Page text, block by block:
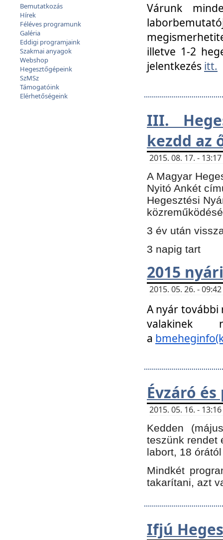
Bemutatkozás
Hírek
Féléves programunk
Galéria
Eddigi programjaink
Szakmai anyagok
Webshop
Hegesztőgépeink
SzMSz
Támogatóink
Elérhetőségeink
Várunk
illetve 1-2
jelentkezés itt.
III.
kezdd az
2015. 08. 17. -
A Magyar
Nyitó Ankét
Hegesztési
3 év után
3 napig tart
2015
2015. 05. 26. -
A nyár további
a
Évzáró
2015. 05. 16. -
Kedden
teszünk rendet
labort, 18
Mindkét
takarítani, azt
Ifjú